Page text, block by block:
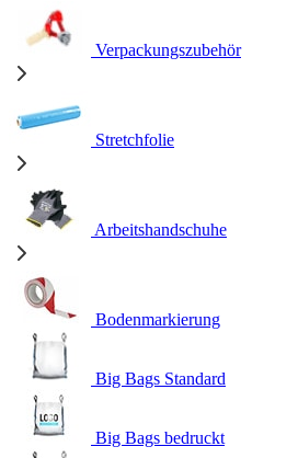
Verpackungszubehör
Stretchfolie
Arbeitshandschuhe
Bodenmarkierung
Big Bags Standard
Big Bags bedruckt